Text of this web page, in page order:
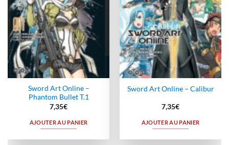
Sword Art Online –
Phantom Bullet T.1
7,35€
AJOUTER AU PANIER
Sword Art Online – Calibur
7,35€
AJOUTER AU PANIER